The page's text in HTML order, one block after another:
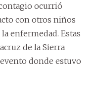
ocurrió
con otros niños
enfermedad. Estas
de la Sierra
donde estuvo